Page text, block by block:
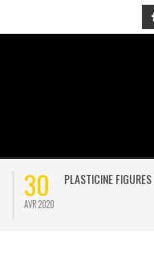
20
JAN 2021
PROMISE ME